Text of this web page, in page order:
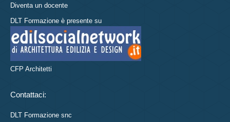
Diventa un docente
DLT Formazione è presente su
CFP Architetti
Contattaci:
DLT Formazione snc